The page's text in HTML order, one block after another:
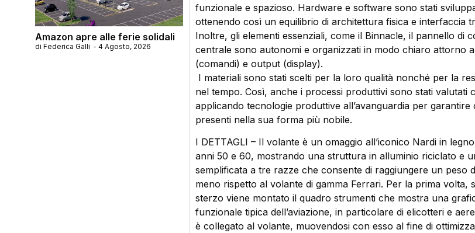
Amazon apre alle ferie solidali
di Federica Galli - 4 Agosto, 2026
funzionale e spazioso. Hardware e software sono stati
ottenendo così un equilibrio di architettura fisica e interfaccia
Inoltre, gli elementi essenziali, come il Binnacle, il pannello di
centrale sono autonomi e organizzati in modo chiaro attorno
(comandi) e output (display).
I materiali sono stati scelti per la loro qualità nonché per la
nel tempo. Così, anche i processi produttivi sono stati valutati
applicando tecnologie produttive all’avanguardia per garantire
presenti nella sua forma più nobile.
I DETTAGLI – Il volante è un omaggio all’iconico Nardi in
anni 50 e 60, mostrando una struttura in alluminio riciclato e
semplificata a tre razze che consente di raggiungere un peso
meno rispetto al volante di gamma Ferrari. Per la prima volta,
sterzo viene montato il quadro strumenti che mostra una
funzionale tipica dell’aviazione, in particolare di elicotteri e
è collegato al volante, muovendosi con esso al fine di